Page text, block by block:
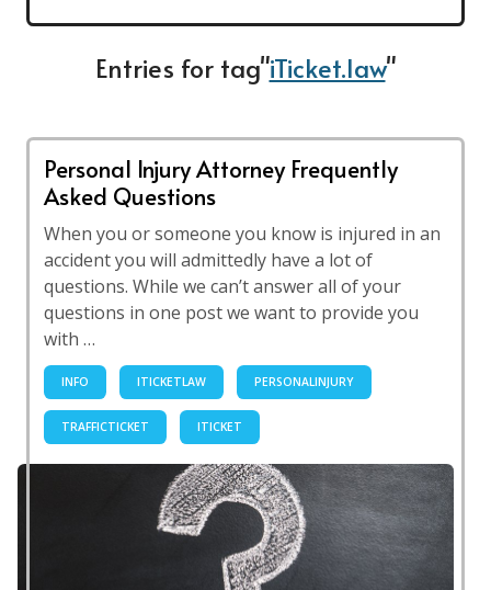
Entries for tag"iTicket.law"
Personal Injury Attorney Frequently
Asked Questions
When you or someone you know is injured in an
accident you will admittedly have a lot of
questions. While we can’t answer all of your
questions in one post we want to provide you
with …
INFO ITICKETLAW PERSONALINJURY
TRAFFICTICKET ITICKET